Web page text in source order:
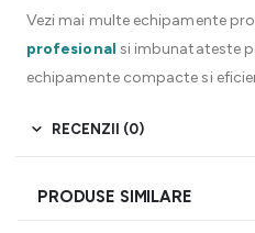
Vezi mai multe echipamente
profesional si imbunatateste
echipamente compacte si
RECENZII (0)
PRODUSE SIMILARE